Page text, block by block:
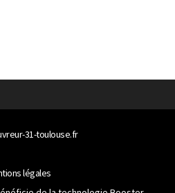
31-toulouse.fr
légales